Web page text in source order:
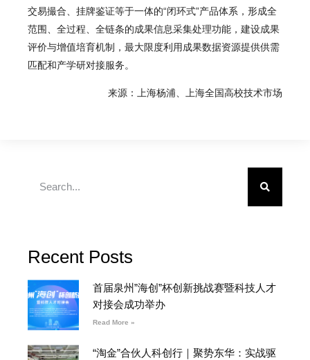
交易撮合、挂牌鉴证等于一体的“闭环式”产品体系，形成全
范围、全过程、全链条的成果信息采集处理功能，建设成果
评价与增值培育机制，最大限度利用成果数据资源提供供需
匹配和产学研对接服务。
来源：上海杨浦、上海全国高校技术市场
Recent Posts
首届泉州”海创”杯创新挑战赛暨科技人才
对接会成功举办
Read More »
“淘金”合伙人科创行｜聚势东华：实战驱